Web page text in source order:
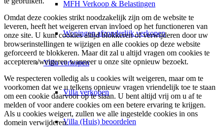
MFH Verkoop & Belastingen
Woningen afzonderlijk verkopen
Villaverkopen
Villa verkopen
Villa (Huis) beoordelen
Omdat deze cookies strikt noodzakelijk zijn om de website te
leveren, heeft het weigeren ervan invloed op het functioneren van
onze site. U kunt cookies altijd blokkeren of verwijderen door uw
browserinstellingen te wijzigen en alle cookies op deze website
geforceerd te blokkeren. Maar dit zal u altijd vragen om cookies te
accepteren/weigeren wanneer u onze site opnieuw bezoekt.
We respecteren volledig als u cookies wilt weigeren, maar om te
voorkomen dat we u telkens opnieuw vragen vriendelijk toe te staan
om een cookie daarvoor op te slaan. U bent altijd vrij om u af te
melden of voor andere cookies om een betere ervaring te krijgen.
Als u cookies weigert, zullen we alle ingestelde cookies in ons
domein verwijderen.